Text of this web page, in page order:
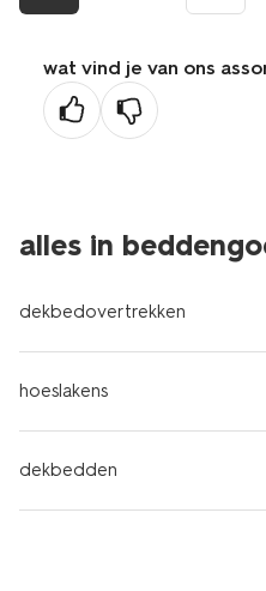
wat vind je van ons
alles in
dekbedovertrekken
hoeslakens
dekbedden